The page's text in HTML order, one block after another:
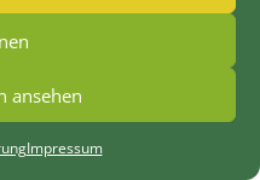
ansehen
Impressum